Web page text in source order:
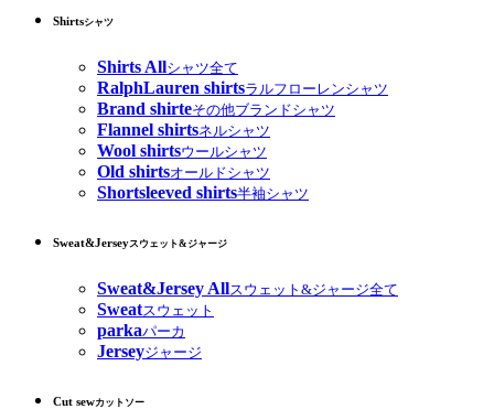
Shirtsシャツ
Shirts Allシャツ全て
RalphLauren shirtsラルフローレンシャツ
Brand shirteその他ブランドシャツ
Flannel shirtsネルシャツ
Wool shirtsウールシャツ
Old shirtsオールドシャツ
Shortsleeved shirts半袖シャツ
Sweat&Jerseyスウェット&ジャージ
Sweat&Jersey Allスウェット&ジャージ全て
Sweatスウェット
parkaパーカ
Jerseyジャージ
Cut sewカットソー